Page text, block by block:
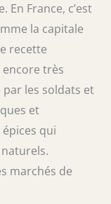
En France, c’est
la capitale
recette
très
par les soldats et
et
qui
marchés de